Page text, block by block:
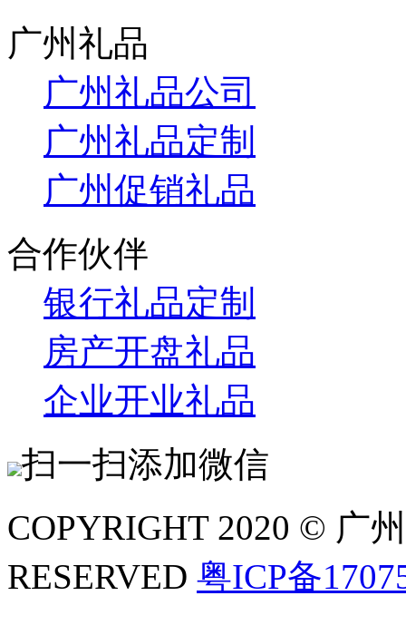
广州礼品
广州礼品公司
广州礼品定制
广州促销礼品
合作伙伴
银行礼品定制
房产开盘礼品
企业开业礼品
扫一扫添加微信
COPYRIGHT 2020 © 广
RESERVED 粤ICP备